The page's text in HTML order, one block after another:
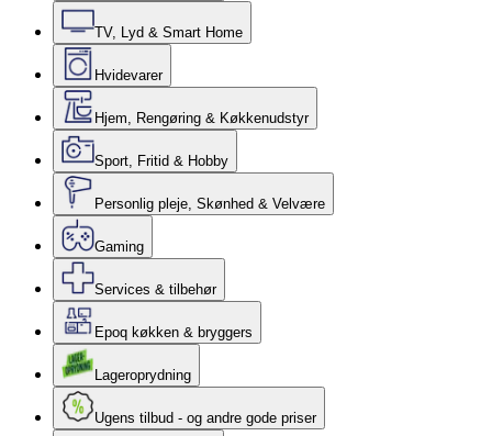
TV, Lyd & Smart Home
Hvidevarer
Hjem, Rengøring & Køkkenudstyr
Sport, Fritid & Hobby
Personlig pleje, Skønhed & Velvære
Gaming
Services & tilbehør
Epoq køkken & bryggers
Lageroprydning
Ugens tilbud - og andre gode priser